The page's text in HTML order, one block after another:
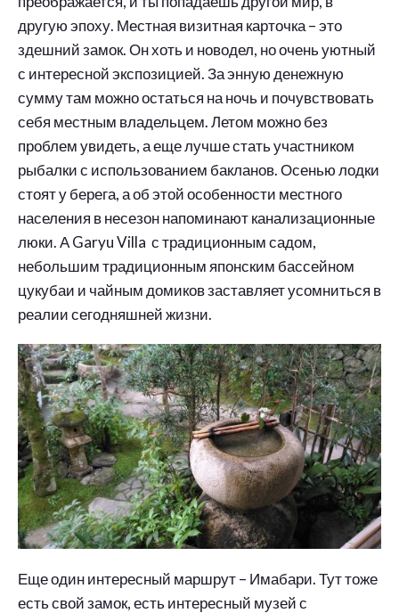
другую эпоху. Местная визитная карточка – это
здешний замок. Он хоть и новодел, но очень уютный
с интересной экспозицией. За энную денежную
сумму там можно остаться на ночь и почувствовать
себя местным владельцем. Летом можно без
проблем увидеть, а еще лучше стать участником
рыбалки с использованием бакланов. Осенью лодки
стоят у берега, а об этой особенности местного
населения в несезон напоминают канализационные
люки. А Garyu Villa с традиционным садом,
небольшим традиционным японским бассейном
цукубаи и чайным домиков заставляет усомниться в
реалии сегодняшней жизни.
Еще один интересный маршрут – Имабари. Тут тоже
есть свой замок, есть интересный музей с